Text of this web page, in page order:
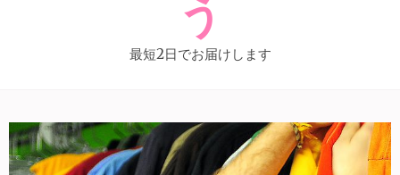
う
最短2日でお届けします